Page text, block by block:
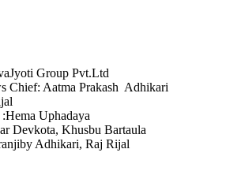
Group Pvt.Ltd
Chief: Aatma Prakash Adhikari
Uphadaya
Devkota, Khusbu Bartaula
Adhikari, Raj Rijal